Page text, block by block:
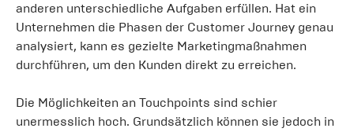
anderen unterschiedliche Aufgaben erfüllen. Hat ein
Unternehmen die Phasen der Customer Journey genau
analysiert, kann es gezielte Marketingmaßnahmen
durchführen, um den Kunden direkt zu erreichen.
Die Möglichkeiten an Touchpoints sind schier
unermesslich hoch. Grundsätzlich können sie jedoch in